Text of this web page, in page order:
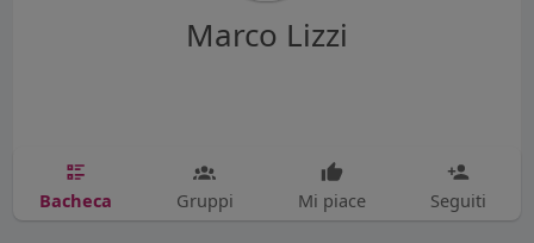
Marco Lizzi
Bacheca Gruppi Mi piace Seguiti